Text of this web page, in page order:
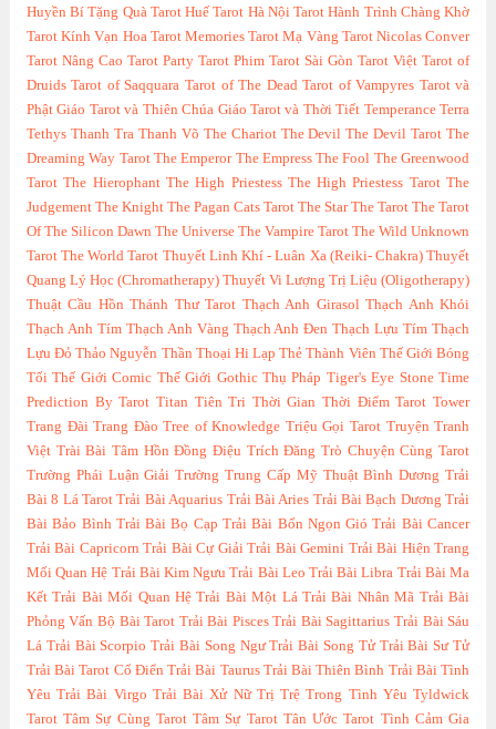
Huyền Bí Tặng Quà Tarot Huế Tarot Hà Nội Tarot Hành Trình Chàng Khờ
Tarot Kính Vạn Hoa Tarot Memories Tarot Mạ Vàng Tarot Nicolas Conver
Tarot Nâng Cao Tarot Party Tarot Phim Tarot Sài Gòn Tarot Việt Tarot of
Druids Tarot of Saqquara Tarot of The Dead Tarot of Vampyres Tarot và
Phật Giáo Tarot và Thiên Chúa Giáo Tarot và Thời Tiết Temperance Terra
Tethys Thanh Tra Thanh Võ The Chariot The Devil The Devil Tarot The
Dreaming Way Tarot The Emperor The Empress The Fool The Greenwood
Tarot The Hierophant The High Priestess The High Priestess Tarot The
Judgement The Knight The Pagan Cats Tarot The Star The Tarot The Tarot
Of The Silicon Dawn The Universe The Vampire Tarot The Wild Unknown
Tarot The World Tarot Thuyết Linh Khí - Luân Xa (Reiki- Chakra) Thuyết
Quang Lý Học (Chromatherapy) Thuyết Vi Lượng Trị Liệu (Oligotherapy)
Thuật Cầu Hồn Thánh Thư Tarot Thạch Anh Girasol Thạch Anh Khói
Thạch Anh Tím Thạch Anh Vàng Thạch Anh Đen Thạch Lựu Tím Thạch
Lựu Đỏ Thảo Nguyễn Thần Thoại Hi Lạp Thẻ Thành Viên Thế Giới Bóng
Tối Thế Giới Comic Thế Giới Gothic Thụ Pháp Tiger's Eye Stone Time
Prediction By Tarot Titan Tiên Tri Thời Gian Thời Điểm Tarot Tower
Trang Đài Trang Đào Tree of Knowledge Triệu Gọi Tarot Truyện Tranh
Việt Trài Bài Tâm Hồn Đồng Điệu Trích Đăng Trò Chuyện Cùng Tarot
Trường Phái Luận Giải Trường Trung Cấp Mỹ Thuật Bình Dương Trải
Bài 8 Lá Tarot Trải Bài Aquarius Trải Bài Aries Trải Bài Bạch Dương Trải
Bài Bảo Bình Trải Bài Bọ Cạp Trải Bài Bốn Ngọn Gió Trải Bài Cancer
Trải Bài Capricorn Trải Bài Cự Giải Trải Bài Gemini Trải Bài Hiện Trang
Mối Quan Hệ Trải Bài Kim Ngưu Trải Bài Leo Trải Bài Libra Trải Bài Ma
Kết Trải Bài Mối Quan Hệ Trải Bài Một Lá Trải Bài Nhân Mã Trải Bài
Phỏng Vấn Bộ Bài Tarot Trải Bài Pisces Trải Bài Sagittarius Trải Bài Sáu
Lá Trải Bài Scorpio Trải Bài Song Ngư Trải Bài Song Tử Trải Bài Sư Tử
Trải Bài Tarot Cổ Điển Trải Bài Taurus Trải Bài Thiên Bình Trải Bài Tình
Yêu Trải Bài Virgo Trải Bài Xử Nữ Trị Trệ Trong Tình Yêu Tyldwick
Tarot Tâm Sự Cùng Tarot Tâm Sự Tarot Tân Ước Tarot Tình Cảm Gia